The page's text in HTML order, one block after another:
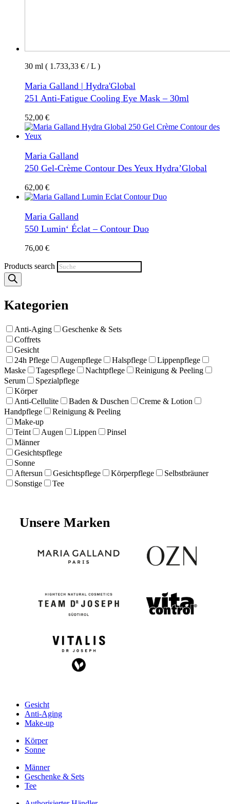
30 ml ( 1.733,33 € / L )
Maria Galland | Hydra'Global
251 Anti-Fatigue Cooling Eye Mask – 30ml
52,00 €
Maria Galland
250 Gel-Crème Contour Des Yeux Hydra’Global
62,00 €
Maria Galland
550 Lumin‘ Éclat – Contour Duo
76,00 €
Products search
Kategorien
Anti-Aging
Geschenke & Sets
Coffrets
Gesicht
24h Pflege
Augenpflege Halspflege
Lippenpflege
Maske
Tagespflege Nachtpflege
Reinigung & Peeling
Serum
Spezialpflege
Körper
Anti-Cellulite
Baden & Duschen
Creme & Lotion
Handpflege
Reinigung & Peeling
Make-up
Teint
Augen Lippen
Pinsel
Männer
Gesichtspflege
Sonne
Aftersun
Gesichtspflege Körperpflege
Selbstbräuner
Sonstige
Tee
Unsere Marken
Gesicht
Anti-Aging
Make-up
Körper
Sonne
Männer
Geschenke & Sets
Tee